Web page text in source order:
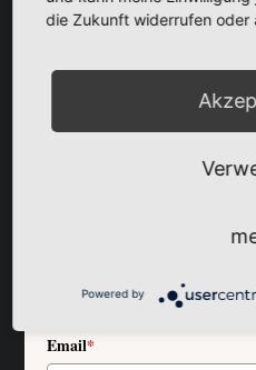
Deine 5 Tipps für
gleich da...
Trage Dich einfach unten ein
Email*
die Zukunft widerrufen oder
Powered by